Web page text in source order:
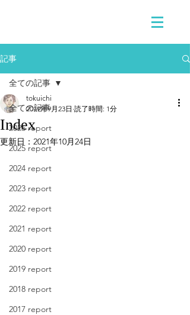
記事
全ての記事
2026 report
2025 report
2024 report
2023 report
2022 report
2021 report
2020 report
2019 report
2018 report
2017 report
全ての記事
Index
tokuichi
2019年9月23日 読了時間: 1分
更新日： 2021年10月24日